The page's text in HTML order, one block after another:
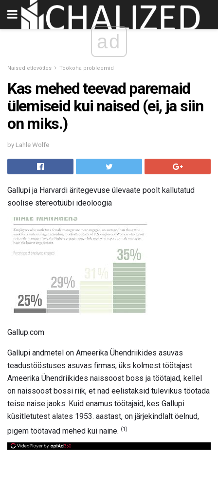
ad
Naised ettevõttes Töökoha probleemid
Kas mehed teevad paremaid
ülemiseid kui naised (ei, ja siin
on miks.)
by Lahle Wolfe
Gallupi ja Harvardi äritegevuse ülevaate poolt kallutatud
soolise stereotüübi ideoloogia
Gallup.com
Gallupi andmetel on Ameerika Ühendriikides asuvas
teadustööstuses asuvas firmas, üks kolmest töötajast
Ameerika Ühendriikides naissoost boss ja töötajad, kellel
on naissoost bossi riik, et nad eelistaksid tulevikus töötada
teise naise jaoks. Kuid enamus töötajaid, kes Gallupi
küsitletutest alates 1953. aastast, on järjekindlalt öelnud,
pigem töötavad mehed kui naine. (1)